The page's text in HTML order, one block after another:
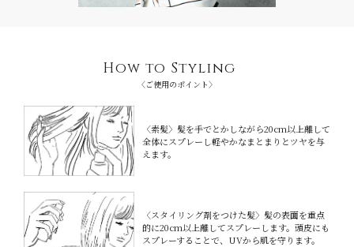
How to Styling
〈ご使用のポイント〉
〈素髪〉髪を手でとかしながら20cm以上離して
全体にスプレーし軽やかなまとまりとツヤを与
えます。
〈スタイリング剤をつけた髪〉髪の表面を重点
的に20cm以上離してスプレーします。頭皮にも
スプレーすることで、UVから肌を守ります。